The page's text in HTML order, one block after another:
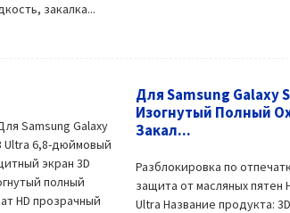
Для Samsung Galaxy
Изогнутый Полный
Закал...
Разблокировка по
защита от масляных пятен
Ultra Название продукта: